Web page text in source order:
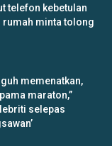
telefon kebetulan
rumah minta tolong
memenatkan,
maraton,”
selepas